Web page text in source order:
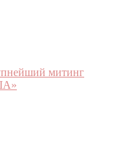
митинг